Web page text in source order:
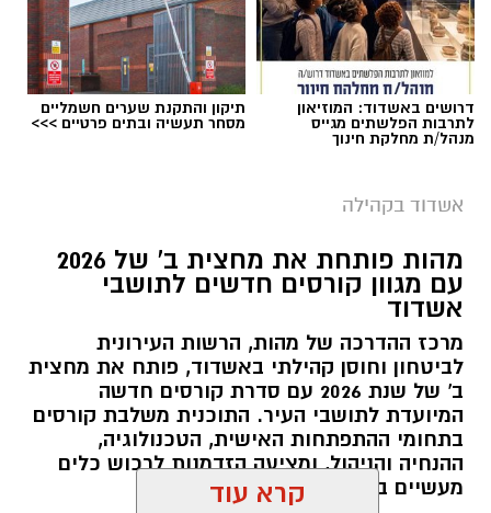
דרושים באשדוד: המוזיאון
לתרבות הפלשתים מגייס
מנהל/ת מחלקת חינוך
תיקון והתקנת שערים חשמליים
מסחר תעשיה ובתים פרטיים >>>
אשדוד בקהילה
מהות פותחת את מחצית ב' של 2026
עם מגוון קורסים חדשים לתושבי
אשדוד
מרכז ההדרכה של מהות, הרשות העירונית
לביטחון וחוסן קהילתי באשדוד, פותח את מחצית
ב' של שנת 2026 עם סדרת קורסים חדשה
המיועדת לתושבי העיר. התוכנית משלבת קורסים
בתחומי ההתפתחות האישית, הטכנולוגיה,
ההנחיה והניהול, ומציעה הזדמנות לרכוש כלים
מעשיים במגוון תחומים מבוקשים.
קרא עוד